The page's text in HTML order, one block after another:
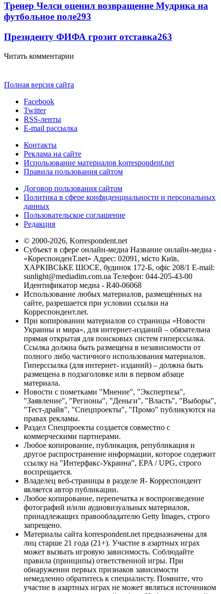
Тренер Челси оценил возвращение Мудрика на
футбольное поле293
Президенту ФИФА грозит отставка263
Читать комментарии
Полная версия сайта
Facebook
Twitter
RSS-ленты
E-mail рассылка
Контакты
Реклама на сайте
Использование материалов korrespondent.net
Правила пользования сайтом
Договор пользования сайтом
Политика в сфере конфиденциальности и персональных
данных
Пользовательское соглашение
Редакция
© 2000-2026, Korrespondent.net
Субъект в сфере онлайн-медиа Название онлайн-медиа -
«КореспонденТ.net» Адрес: 02091, місто Київ,
ХАРКІВСЬКЕ ШОСЕ, будинок 172-Б, офіс 208/1 E-mail:
sunlight@mediadim.com.ua Телефон: 044-205-43-00
Идентификатор медиа - R40-06068
Использование любых материалов, размещённых на
сайте, разрешается при условии ссылки на
Корреспондент.net.
При копировании материалов со страницы «Новости
Украины и мира», для интернет-изданий – обязательна
прямая открытая для поисковых систем гиперссылка.
Ссылка должна быть размещена в независимости от
полного либо частичного использования материалов.
Гиперссылка (для интернет- изданий) – должна быть
размещена в подзаголовке или в первом абзаце
материала.
Новости с пометками "Мнение", "Экспертиза",
"Заявление", "Регионы", "Деньги", "Власть", "Выборы",
"Тест-драйв", "Спецпроекты", "Промо" публикуются на
правах рекламы.
Раздел Спецпроекты создается совместно с
коммерческими партнерами.
Любое копирование, публикация, републикация и
другое распространение информации, которое содержит
ссылку на "Интерфакс-Украина", EPA / UPG, строго
воспрещается.
Владелец веб-страницы в разделе Я- Корреспондент
является автор публикации.
Любое копирование, перепечатка и воспроизведение
фотографий и/или аудиовизуальных материалов,
принадлежащих правообладателю Getty Images, строго
запрещено.
Материалы сайта korrespondent.net предназначены для
лиц старше 21 года (21+). Участие в азартных играх
может вызвать игровую зависимость. Соблюдайте
правила (принципы) ответственной игры. При
обнаружении первых признаков зависимости
немедленно обратитесь к специалисту. Помните, что
участие в азартных играх не может являться источником